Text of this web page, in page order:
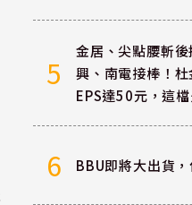
5
金居、尖點腰斬
興、南電接棒！
EPS達50元，這
6 BBU即將大出貨